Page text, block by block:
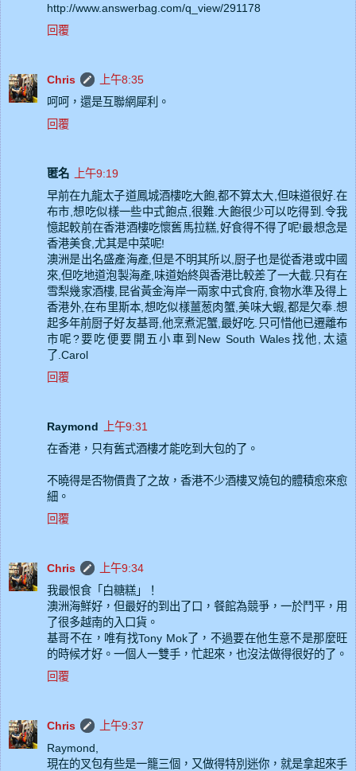
http://www.answerbag.com/q_view/291178
回覆
Chris
上午8:35
呵呵，還是互聯網犀利。
回覆
匿名
上午9:19
早前在九龍太子道鳳城酒樓吃大飽,都不算太大,但味道很好.在
布市,想吃似樣一些中式飽点,很難.大飽很少可以吃得到.令我
憶起較前在香港酒樓吃懷舊馬拉糕,好食得不得了呢!最想念是
香港美食,尤其是中菜呢!
澳洲是出名盛產海產,但是不明其所以,厨子也是從香港或中國
來,但吃地道泡製海產,味道始終與香港比較差了一大截.只有在
雪梨幾家酒樓,昆省黃金海岸一兩家中式食府,食物水準及得上
香港外,在布里斯本,想吃似樣薑葱肉蟹,美味大蝦,都是欠奉.想
起多年前厨子好友基哥,他烹煮泥蟹,最好吃.只可惜他已遷離布
市呢?要吃便要開五小車到New South Wales找他,太遠
了.Carol
回覆
Raymond
上午9:31
在香港，只有舊式酒樓才能吃到大包的了。
不曉得是否物價貴了之故，香港不少酒樓叉燒包的體積愈來愈
細。
回覆
Chris
上午9:34
我最恨食「白糖糕」！
澳洲海鮮好，但最好的到出了口，餐館為競爭，一於鬥平，用
了很多越南的入口貨。
基哥不在，唯有找Tony Mok了，不過要在他生意不是那麼旺
的時候才好。一個人一雙手，忙起來，也沒法做得很好的了。
回覆
Chris
上午9:37
Raymond,
現在的叉包有些是一籠三個，又做得特別迷你，就是拿起來手